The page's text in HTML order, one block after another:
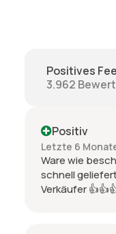
Positives
3.962
Positiv
Letzte 6
Ware wie
schnell
Verkäufer